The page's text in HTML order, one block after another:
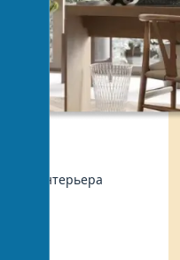
интерьера